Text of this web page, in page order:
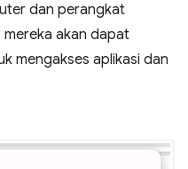
dan perangkat
akan dapat
mengakses aplikasi dan